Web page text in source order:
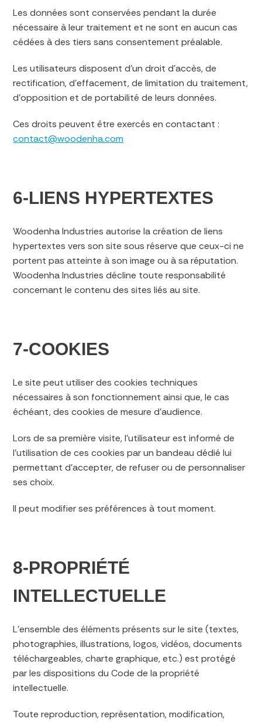
Les données sont conservées pendant la durée
nécessaire à leur traitement et ne sont en aucun cas
cédées à des tiers sans consentement préalable.
Les utilisateurs disposent d’un droit d’accès, de
rectification, d’effacement, de limitation du traitement,
d’opposition et de portabilité de leurs données.
Ces droits peuvent être exercés en contactant :
contact@woodenha.com
6-LIENS HYPERTEXTES
Woodenha Industries autorise la création de liens
hypertextes vers son site sous réserve que ceux-ci ne
portent pas atteinte à son image ou à sa réputation.
Woodenha Industries décline toute responsabilité
concernant le contenu des sites liés au site.
7-COOKIES
Le site peut utiliser des cookies techniques
nécessaires à son fonctionnement ainsi que, le cas
échéant, des cookies de mesure d’audience.
Lors de sa première visite, l’utilisateur est informé de
l’utilisation de ces cookies par un bandeau dédié lui
permettant d’accepter, de refuser ou de personnaliser
ses choix.
Il peut modifier ses préférences à tout moment.
8-PROPRIÉTÉ
INTELLECTUELLE
L’ensemble des éléments présents sur le site (textes,
photographies, illustrations, logos, vidéos, documents
téléchargeables, charte graphique, etc.) est protégé
par les dispositions du Code de la propriété
intellectuelle.
Toute reproduction, représentation, modification,